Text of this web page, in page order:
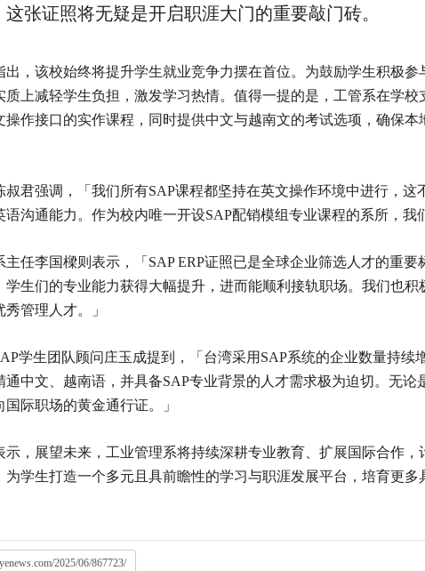
张证照将无疑是开启职涯大门的重要敲门砖。
出，该校始终将提升学生就业竞争力摆在首位。为鼓励学生积极
质上减轻学生负担，激发学习热情。值得一提的是，工管系在学
操作接口的实作课程，同时提供中文与越南文的考试选项，确保
叔君强调，「我们所有SAP课程都坚持在英文操作环境中进行，
语沟通能力。作为校内唯一开设SAP配销模组专业课程的系所，
主任李国樑则表示，「SAP ERP证照已是全球企业筛选人才的重
学生们的专业能力获得大幅提升，进而能顺利接轨职场。我们也
管理人才。」
学生团队顾问庄玉成提到，「台湾采用SAP系统的企业数量持
通中文、越南语，并具备SAP专业背景的人才需求极为迫切。无
国际职场的黄金通行证。」
示，展望未来，工业管理系将持续深耕专业教育、扩展国际合作
为学生打造一个多元且具前瞻性的学习与职涯发展平台，培育更
2025/06/867723/